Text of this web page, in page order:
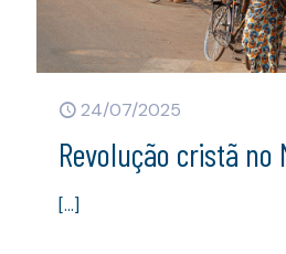
24/07/2025
Revolução cristã no
[…]